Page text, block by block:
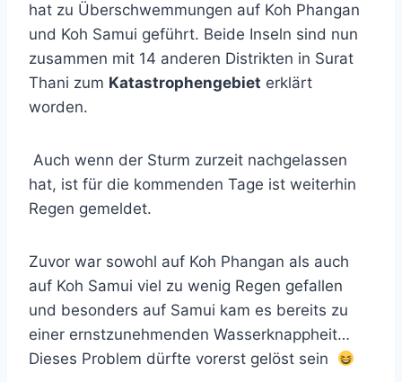
hat zu Überschwemmungen auf Koh Phangan
und Koh Samui geführt. Beide Inseln sind nun
zusammen mit 14 anderen Distrikten in Surat
Thani zum Katastrophengebiet erklärt
worden.
Auch wenn der Sturm zurzeit nachgelassen
hat, ist für die kommenden Tage ist weiterhin
Regen gemeldet.
Zuvor war sowohl auf Koh Phangan als auch
auf Koh Samui viel zu wenig Regen gefallen
und besonders auf Samui kam es bereits zu
einer ernstzunehmenden Wasserknappheit…
Dieses Problem dürfte vorerst gelöst sein